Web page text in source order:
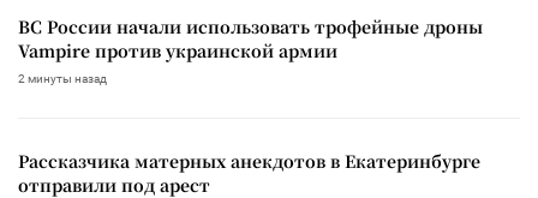
ВС России начали использовать трофейные дроны
Vampire против украинской армии
2 минуты назад
Рассказчика матерных анекдотов в Екатеринбурге
отправили под арест